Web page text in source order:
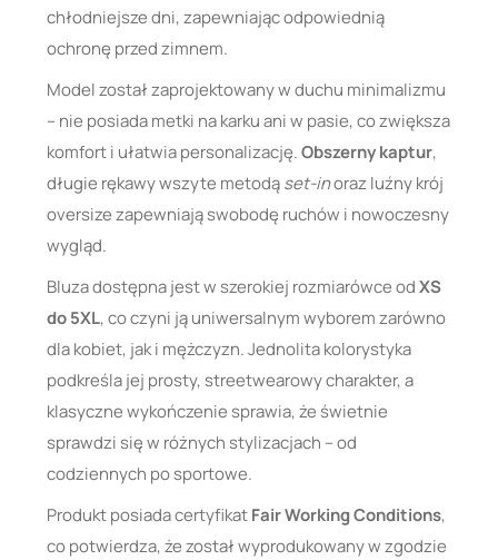
chłodniejsze dni, zapewniając odpowiednią
ochronę przed zimnem.
Model został zaprojektowany w duchu minimalizmu
– nie posiada metki na karku ani w pasie, co zwiększa
komfort i ułatwia personalizację.Obszerny kaptur,
długie rękawy wszyte metodąset-inoraz luźny krój
oversize zapewniają swobodę ruchów i nowoczesny
wygląd.
Bluza dostępna jest w szerokiej rozmiarówce odXS
do 5XL, co czyni ją uniwersalnym wyborem zarówno
dla kobiet, jak i mężczyzn. Jednolita kolorystyka
podkreśla jej prosty, streetwearowy charakter, a
klasyczne wykończenie sprawia, że świetnie
sprawdzi się w różnych stylizacjach – od
codziennych po sportowe.
Produkt posiada certyfikatFair Working Conditions,
co potwierdza, że został wyprodukowany w zgodzie